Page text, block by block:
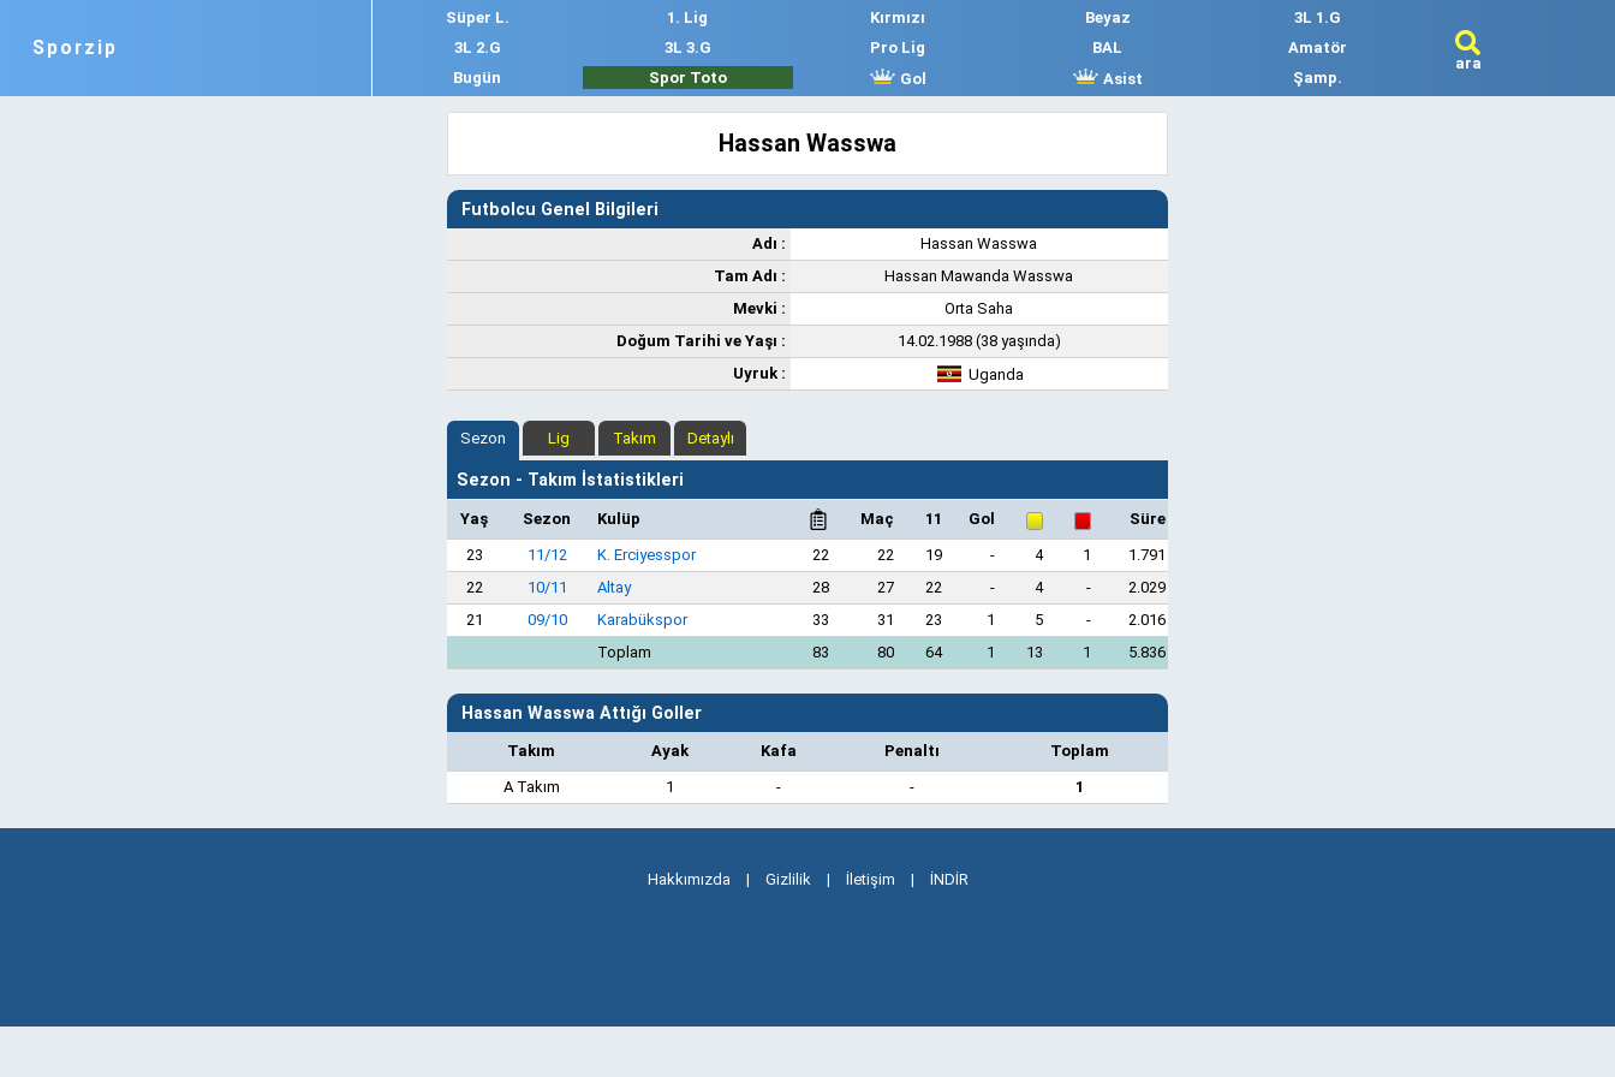
Sporzip
Süper L. 1. Lig Kırmızı Beyaz
3L 1.G
3L 2.G
3L 3.G Pro Lig BAL
Amatör
Bugün
Spor Toto Gol Asist Şamp.
ara
Hassan Wasswa
Futbolcu Genel Bilgileri
Adı :
Hassan Wasswa
Tam Adı :
Hassan Mawanda Wasswa
Mevki :
Orta Saha
Doğum Tarihi ve Yaşı :
14.02.1988 (38 yaşında)
Uyruk :
Uganda
Sezon Lig Takım Detaylı
Sezon - Takım İstatistikleri
Yaş Sezon Kulüp Maç 11 Gol
Süre
23
11/12 K. Erciyesspor 22 22 19 - 4 1
1.791
22
10/11 Altay 28 27 22 - 4 -
2.029
21
09/10 Karabükspor 33 31 23 1 5 -
2.016
Toplam
83 80 64 1 13 1 5.836
Hassan Wasswa Attığı Goller
Takım Ayak Kafa Penaltı
Toplam
A Takım
1 - - 1
Hakkımızda | Gizlilik | İletişim | İNDİR